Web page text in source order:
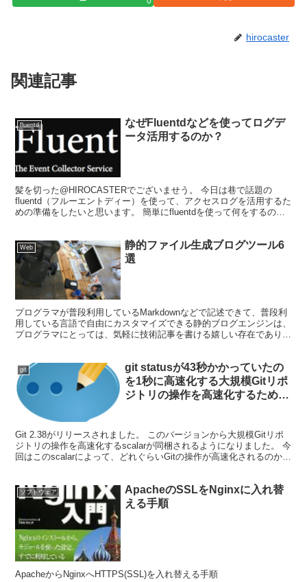
hirocaster
関連記事
fluentd
なぜFluentdなどを使ってログデ
ータ活用するのか？
髪を切った@HIROCASTERでございませう。 今日は巷で話題の
fluentd（フルーエントディー）を使って、アクセスログを活用するた
めの準備をしたいと思います。 簡単にfluentdを使って何をするのか
Web
静的ファイル生成ブログツール6
選
プログラマが普段利用しているMarkdownなどで記述できて、普段利
用している言語で自由にカスタマイズできる静的ブログエンジンは、
プログラマにとっては、気軽に技術記事を書ける嬉しい存在であり、
git
git statusが43秒かかっていたの
を1秒に高速化する大規模Gitリポ
ジトリの操作を高速化するための
Git 2.38がリリースされました。 このバージョンから大規模Gitリポ
ジトリの操作を高速化するscalarが同梱されるようになりました。 今
回はこのscalarによって、どれぐらいGitの操作が高速化されるのかを
ソフトウェア
ApacheのSSLをNginxに入れ替
える手順
ApacheからNginxへHTTPS(SSL)を入れ替える手順